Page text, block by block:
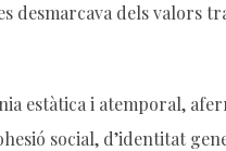
desmarcava dels
estàtica i atemporal,
social, d’identitat